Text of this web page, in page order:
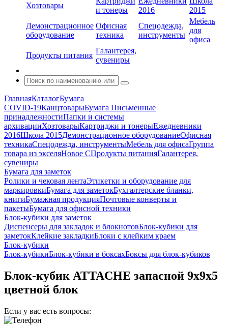
Хозтовары
и тонеры
2016
2015
Демонстрационное
оборудование
Офисная
техника
Спецодежда,
инструменты
Мебель
для
офиса
Продукты питания
Галантерея,
сувениры
ГлавнаяКаталогБумага
COVID-19КанцтоварыБумага Письменные
принадлежностиПапки и системы
архивацииХозтоварыКартриджи и тонерыЕжедневники
2016Школа 2015Демонстрационное оборудованиеОфисная
техникаСпецодежда, инструментыМебель для офисаГруппа
товара из экселяНовое СПродукты питанияГалантерея,
сувениры
Бумага для заметок
Ролики и чековая лентаЭтикетки и оборудование для
маркировкиБумага для заметокБухгалтерские бланки,
книгиБумажная продукцияПочтовые конверты и
пакетыБумага для офисной техники
Блок-кубики для заметок
Диспенсеры для закладок и блокнотовБлок-кубики для
заметокКлейкие закладкиБлоки с клейким краем
Блок-кубики
Блок-кубикиБлок-кубики в боксахБоксы для блок-кубиков
Блок-кубик ATTACHE запасной 9х9х5
цветной блок
Если у вас есть вопросы: